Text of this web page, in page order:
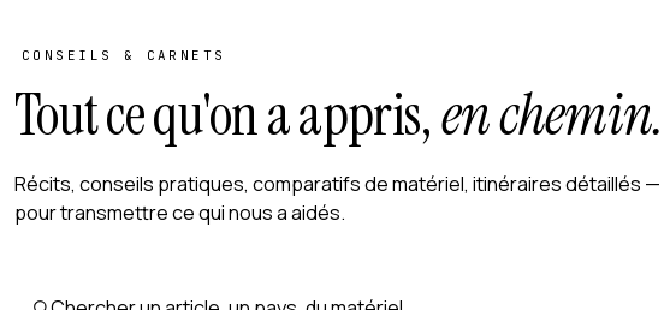
CONSEILS & CARNETS
Tout ce qu'on a appris,en chemin.
Récits, conseils pratiques, comparatifs de matériel, itinéraires détaillés —
pour transmettre ce qui nous a aidés.